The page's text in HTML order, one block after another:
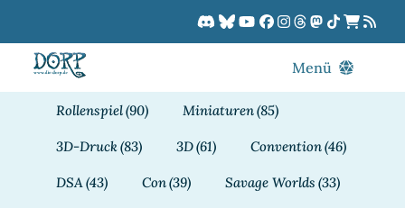
springen
Menü
Rollenspiel(90) Miniaturen(85)
3D-Druck(83) 3D(61) Convention(46)
DSA (43) Con(39) Savage Worlds (33)